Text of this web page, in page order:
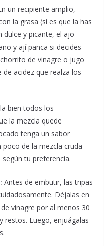
un recipiente amplio,
la grasa (si es que la has
dulce y picante, el ajo
y ají panca si decides
de vinagre o jugo
acidez que realza los
bien todos los
la mezcla quede
tenga un sabor
de la mezcla cruda
tu preferencia.
Antes de embutir, las tripas
Déjalas en
vinagre por al menos 30
restos. Luego, enjuágalas